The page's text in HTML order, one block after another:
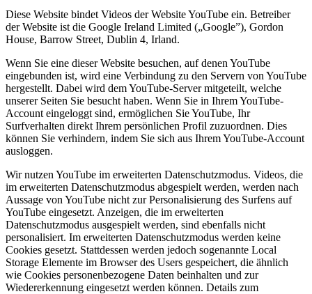
Diese Website bindet Videos der Website YouTube ein. Betreiber
der Website ist die Google Ireland Limited („Google”), Gordon
House, Barrow Street, Dublin 4, Irland.
Wenn Sie eine dieser Website besuchen, auf denen YouTube
eingebunden ist, wird eine Verbindung zu den Servern von YouTube
hergestellt. Dabei wird dem YouTube-Server mitgeteilt, welche
unserer Seiten Sie besucht haben. Wenn Sie in Ihrem YouTube-
Account eingeloggt sind, ermöglichen Sie YouTube, Ihr
Surfverhalten direkt Ihrem persönlichen Profil zuzuordnen. Dies
können Sie verhindern, indem Sie sich aus Ihrem YouTube-Account
ausloggen.
Wir nutzen YouTube im erweiterten Datenschutzmodus. Videos, die
im erweiterten Datenschutzmodus abgespielt werden, werden nach
Aussage von YouTube nicht zur Personalisierung des Surfens auf
YouTube eingesetzt. Anzeigen, die im erweiterten
Datenschutzmodus ausgespielt werden, sind ebenfalls nicht
personalisiert. Im erweiterten Datenschutzmodus werden keine
Cookies gesetzt. Stattdessen werden jedoch sogenannte Local
Storage Elemente im Browser des Users gespeichert, die ähnlich
wie Cookies personenbezogene Daten beinhalten und zur
Wiedererkennung eingesetzt werden können. Details zum